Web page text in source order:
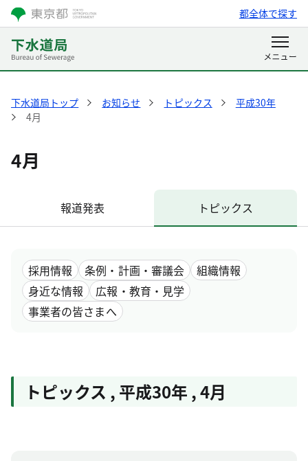
都全体で探す
下水道局トップ お知らせ トピックス
平成30年
4月
4月
報道発表 トピックス
採用情報 条例・計画・審議会
組織情報
身近な情報
広報・教育・見学
事業者の皆さまへ
トピックス , 平成30年 ,4月